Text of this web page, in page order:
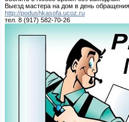
Выезд мастера на дом в день
http://podushkasofa.ucoz.ru
тел. 8 (917) 582-70-26